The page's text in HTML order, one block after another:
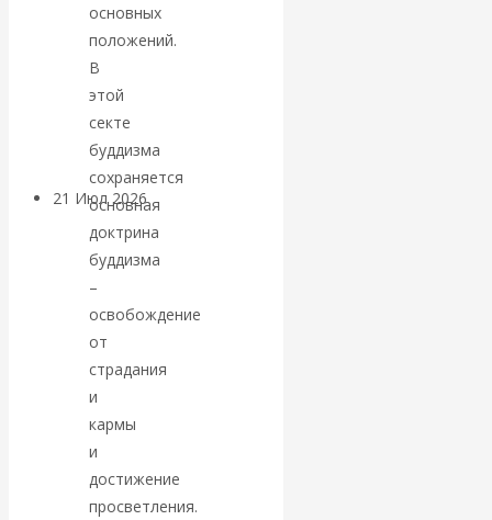
Центробанка о
наличной
денежной массе
21 Июл 2026Комментарии,
интервью и беседы
ВАлентин
Катасонов.
Воздушные
коридоры:
«Паутина-2»
основных
положений.
В
этой
секте
буддизма
сохраняется
основная
доктрина
буддизма
–
освобождение
от
страдания
и
кармы
и
достижение
просветления.